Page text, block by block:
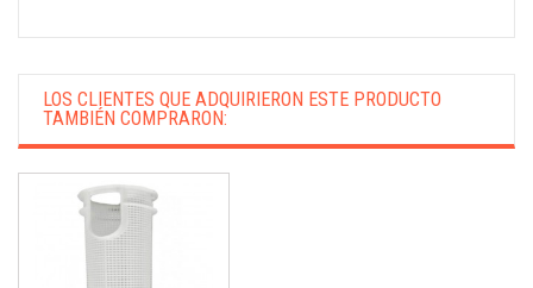
LOS CLIENTES QUE ADQUIRIERON ESTE PRODUCTO
TAMBIÉN COMPRARON: